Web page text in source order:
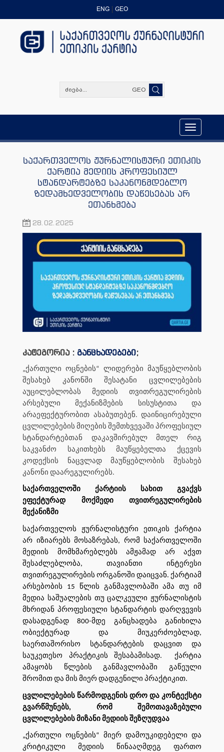
ENG GEO
GEO
Toggle
navigation
საქართველოს ჟურნალისტური ეთიკის
ქარტია მედიის პროფესიულ
სტანდარტებზე საკანონმდებლო
ზედამხედველობის დაწესებას არ
ეთანხმება
28.02.2025
კატეგორია : განცხადებები;
„ქართული ოცნების“ ლიდერები მაუწყებლობის
შესახებ კანონში შესატანი ცვლილებების
აუცილებლობას მედიის თვითრეგულირების
არსებული მექანიზმების სისუსტითა და
არაეფექტურობით ასაბუთებენ. დაინიცირებული
ცვლილებების მიღების შემთხვევაში პროფესიულ
სტანდარტებთან დაკავშირებულ მთელ რიგ
საკვანძო საკითხებს მაუწყებელთა ქცევის
კოდექსის ნაცვლად მაუწყებლობის შესახებ
კანონი დაარეგულირებს.
საქართველოში ქარტიის სახით გვაქვს
ეფექტურად მოქმედი თვითრეგულირების
მექანიზმი
საქართველოს ჟურნალისტური ეთიკის ქარტია
არ იზიარებს მოსაზრებას, რომ საქართველოში
მედიის მომხმარებლებს ამჟამად არ აქვთ
შესაძლებლობა, თავიანთი ინტერესი
თვითრეგულირების ორგანოში დაიცვან. ქარტიამ
არსებობის 15 წლის განმავლობაში ამა თუ იმ
მედია საშუალების თუ ცალკეული ჟურნალისტის
მხრიდან პროფესიული სტანდარტის დარღვევის
დასადგენად 800-მდე განცხადება განიხილა
ობიექტურად და მიუკერძოებლად,
საერთაშორისო სტანდარტების დაცვით და
საუკეთესო პრაქტიკის შესაბამისად. ქარტია
ამაყობს წლების განმავლობაში გაწეული
შრომით და მის მიერ დადგენილი პრაქტიკით.
ცვლილებების წარმოდგენის დრო და კონტექსტი
გვარწმუნებს, რომ შემოთავაზებული
ცვლილებების მიზანი მედიის შეზღუდვაა
„ქართული ოცნების“ მიერ დამოუკიდებელი და
კრიტიკული მედიის წინააღმდეგ ფართო